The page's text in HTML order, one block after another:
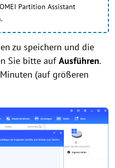
Partition Assistant
zu speichern und die
Sie bitte aufAusführen.
(auf größeren